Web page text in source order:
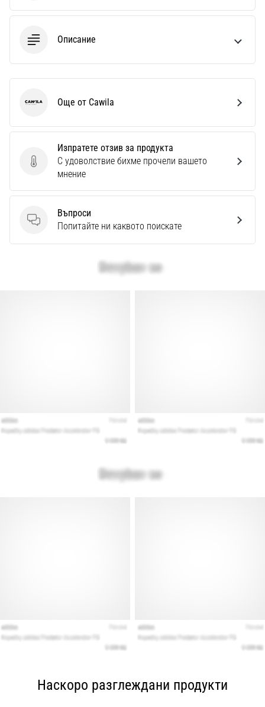
Описание
Изпратете отзив за продукта
Изпратете отзив за продукта
С удоволствие бихме прочели вашето
мнение
Въпроси
Въпроси
Попитайте ни каквото поискате
Cawila Още от Cawila
Наскоро разглеждани продукти